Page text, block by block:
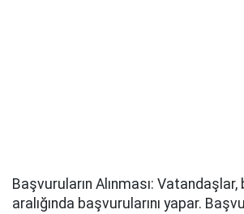
Başvuruların Alınması:
aralığında başvurularını yapar.